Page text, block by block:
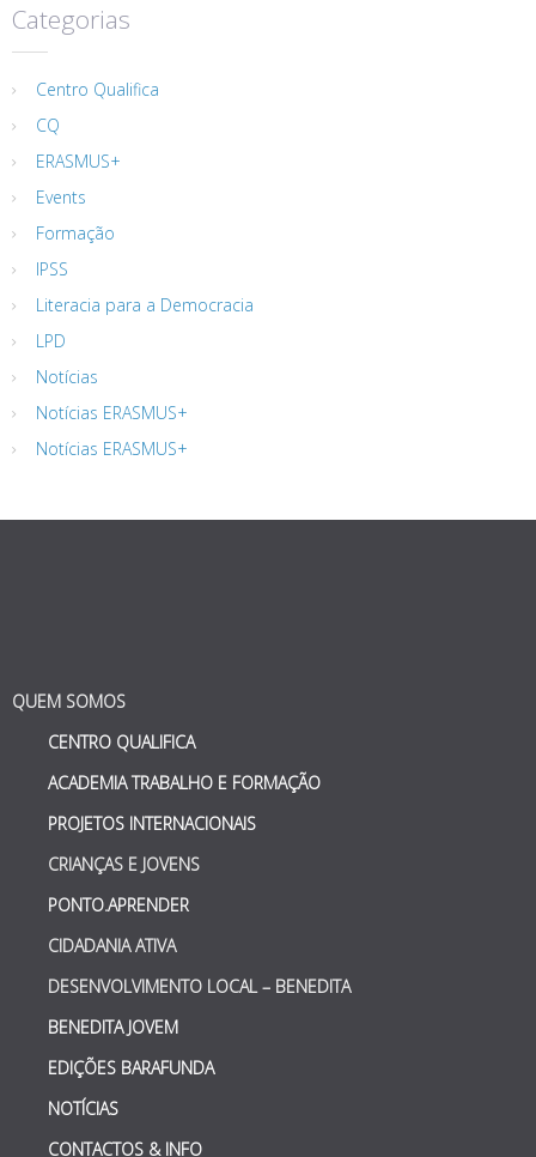
Categorias
Centro Qualifica
CQ
ERASMUS+
Events
Formação
IPSS
Literacia para a Democracia
LPD
Notícias
Notícias ERASMUS+
Notícias ERASMUS+
QUEM SOMOS
CENTRO QUALIFICA
ACADEMIA TRABALHO E FORMAÇÃO
PROJETOS INTERNACIONAIS
CRIANÇAS E JOVENS
PONTO.APRENDER
CIDADANIA ATIVA
DESENVOLVIMENTO LOCAL – BENEDITA
BENEDITA JOVEM
EDIÇÕES BARAFUNDA
NOTÍCIAS
CONTACTOS & INFO